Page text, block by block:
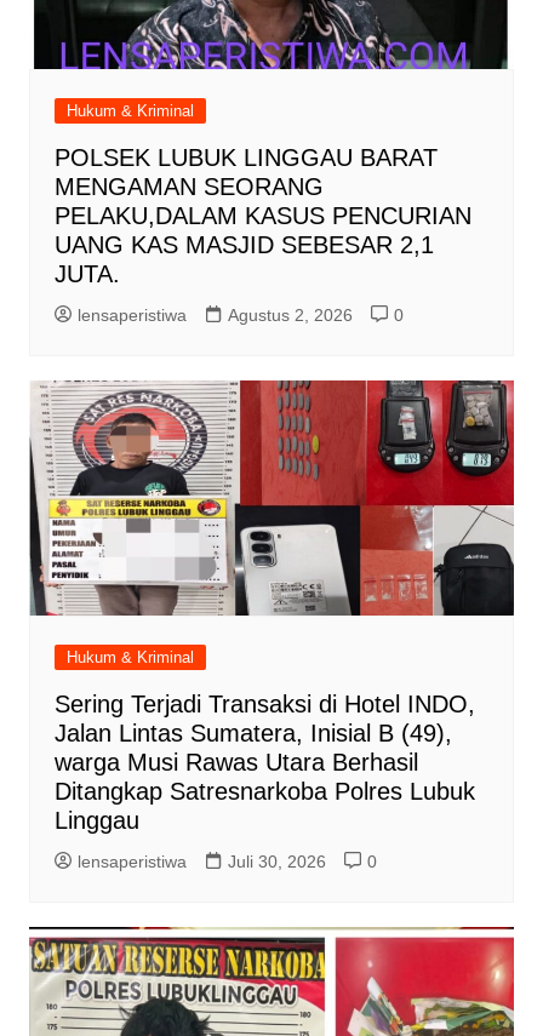
Hukum & Kriminal
POLSEK LUBUK LINGGAU BARAT
MENGAMAN SEORANG
PELAKU,DALAM KASUS PENCURIAN
UANG KAS MASJID SEBESAR 2,1
JUTA.
lensaperistiwa Agustus 2, 2026 0
Hukum & Kriminal
Sering Terjadi Transaksi di Hotel INDO,
Jalan Lintas Sumatera, Inisial B (49),
warga Musi Rawas Utara Berhasil
Ditangkap Satresnarkoba Polres Lubuk
Linggau
lensaperistiwa Juli 30, 2026 0